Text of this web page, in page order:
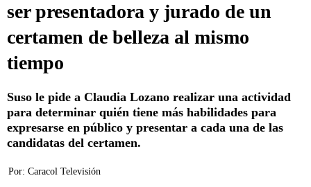
ser presentadora y jurado de un
certamen de belleza al mismo
tiempo
Suso le pide a Claudia Lozano realizar una actividad
para determinar quién tiene más habilidades para
expresarse en público y presentar a cada una de las
candidatas del certamen.
Por: Caracol Televisión